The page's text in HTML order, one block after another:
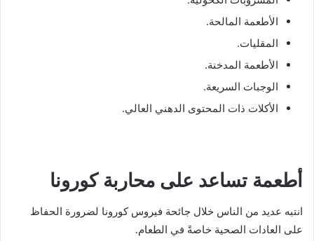
الأطعمة المالحة.
المقليات.
الأطعمة المدخنة.
الوجبات السريعة.
الأكلات ذات المحتوى الدهني العالي.
أطعمة تساعد على محاربة كورونا
انتبه عديد من الناس خلال جائحة فيروس كورونا لضرورة الحفاظ
على العادات الصحية خاصةً في الطعام.